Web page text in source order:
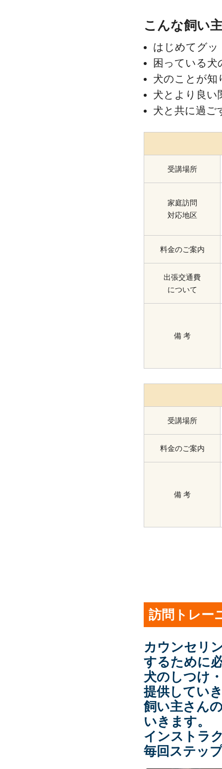
こんな飼い
はじめてグッ
困っている犬
犬のことが知
犬とより良い
犬と共に過ご
受講場所
家庭訪問
対応地区
料金のご案内
出張交通費
について
備 考
受講場所
料金のご案内
備 考
訪問トレー
カウンセリ
するために
犬のしつけ
提供してい
飼い主さん
いきます。
インストラ
毎回ステッ